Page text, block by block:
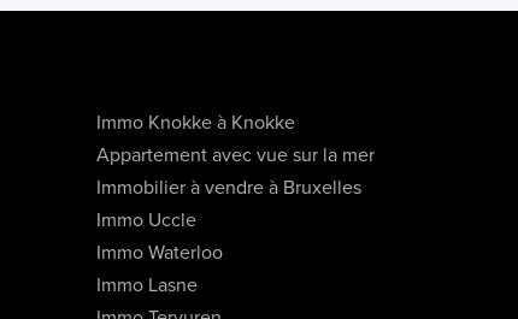
Immo Knokke à Knokke
Appartement avec vue sur la mer
Immobilier à vendre à Bruxelles
Immo Uccle
Immo Waterloo
Immo Lasne